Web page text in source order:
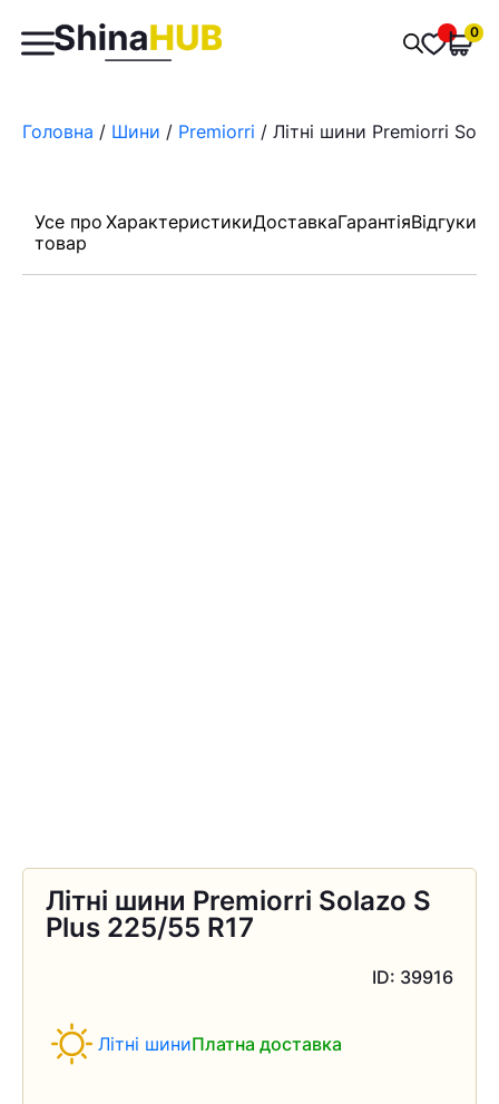
Пошук
товарів
0
Головна / Шини / Premiorri / Літні шини Premiorri
Усе про
товар
ХарактеристикиДоставкаГарантіяВідгуки
Літні шини Premiorri Solazo S
Plus 225/55 R17
ID: 39916
Літні шиниПлатна доставка